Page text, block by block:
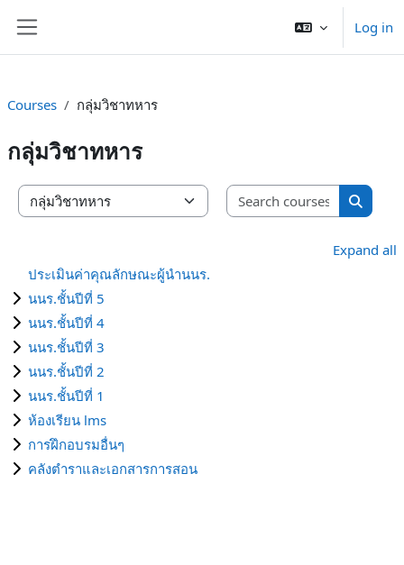
Log in
Courses กลุ่มวิชาทหาร
กลุ่มวิชาทหาร
Course categories
Search
Search
Expand all
ประเมินค่าคุณลักษณะผู้นำนนร.
นนร.ชั้นปีที่ 5
นนร.ชั้นปีที่ 4
นนร.ชั้นปีที่ 3
นนร.ชั้นปีที่ 2
นนร.ชั้นปีที่ 1
ห้องเรียน lms
การฝึกอบรมอื่นๆ
คลังตำราและเอกสารการสอน